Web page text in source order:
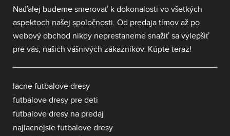
Naďalej budeme smerovať k dokonalosti vo všetkých
aspektoch našej spoločnosti. Od predaja tímov až po
webový obchod nikdy neprestaneme snažiť sa vylepšiť
pre vás, našich vášnivých zákazníkov. Kúpte teraz!
lacne futbalove dresy
futbalove dresy pre deti
futbalove dresy na predaj
najlacnejsie futbalove dresy